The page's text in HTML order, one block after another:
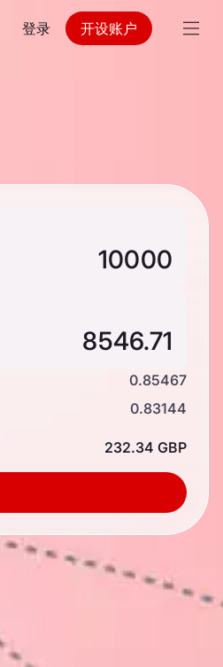
登录 开设账户
0.85467
0.83144
232.34 GBP